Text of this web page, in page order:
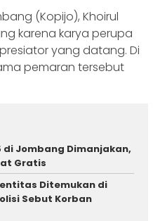
(Kopijo), Khoirul
karena karya perupa
yang datang. Di
pemaran tersebut
di Jombang Dimanjakan,
Gratis
Ditemukan di
Sebut Korban